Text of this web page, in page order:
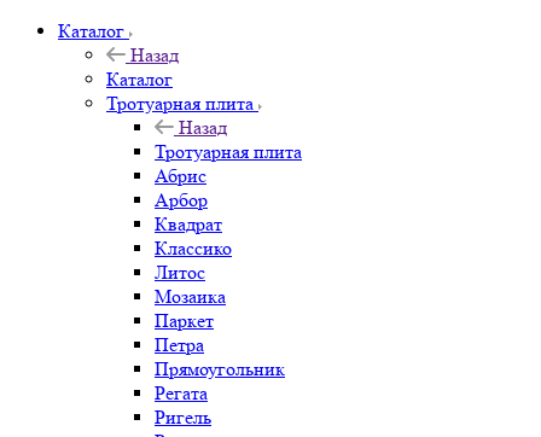
Каталог
Назад
Каталог
Тротуарная плита
Назад
Тротуарная плита
Абрис
Арбор
Квадрат
Классико
Литос
Мозаика
Паркет
Петра
Прямоугольник
Регата
Ригель